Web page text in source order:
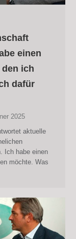
einen
ich
dafür
2025
aktuelle
Ich habe einen
möchte. Was